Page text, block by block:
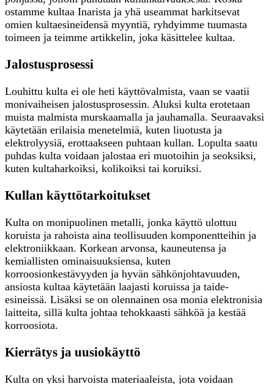
ostamme kultaa Inarista ja yhä useammat harkitsevat
omien kultaesineidensä myyntiä, ryhdyimme tuumasta
toimeen ja teimme artikkelin, joka käsittelee kultaa.
Jalostusprosessi
Louhittu kulta ei ole heti käyttövalmista, vaan se vaatii
monivaiheisen jalostusprosessin. Aluksi kulta erotetaan
muista malmista murskaamalla ja jauhamalla. Seuraavaksi
käytetään erilaisia menetelmiä, kuten liuotusta ja
elektrolyysiä, erottaakseen puhtaan kullan. Lopulta saatu
puhdas kulta voidaan jalostaa eri muotoihin ja seoksiksi,
kuten kultaharkoiksi, kolikoiksi tai koruiksi.
Kullan käyttötarkoitukset
Kulta on monipuolinen metalli, jonka käyttö ulottuu
koruista ja rahoista aina teollisuuden komponentteihin ja
elektroniikkaan. Korkean arvonsa, kauneutensa ja
kemiallisten ominaisuuksiensa, kuten
korroosionkestävyyden ja hyvän sähkönjohtavuuden,
ansiosta kultaa käytetään laajasti koruissa ja taide-
esineissä. Lisäksi se on olennainen osa monia elektronisia
laitteita, sillä kulta johtaa tehokkaasti sähköä ja kestää
korroosiota.
Kierrätys ja uusiokäyttö
Kulta on yksi harvoista materiaaleista, jota voidaan